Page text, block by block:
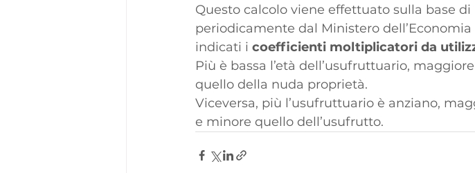
Questo calcolo viene effettuato sulla base
periodicamente dal Ministero
indicati i coefficienti moltiplicatori da
Più è bassa l’età dell’usufruttuario,
quello della nuda proprietà.
Viceversa, più l’usufruttuario è anziano,
e minore quello dell’usufrutto.